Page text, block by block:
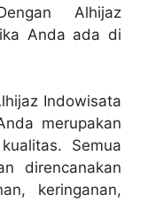
Alhijaz
Anda ada di
Indowisata
merupakan
Semua
direncanakan
keringanan,